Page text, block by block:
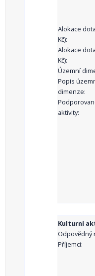
Alokace
Kč):
Alokace
Kč):
Územní
Popis
dimenze:
aktivity:
Kulturní
Odpovědný
Příjemci: